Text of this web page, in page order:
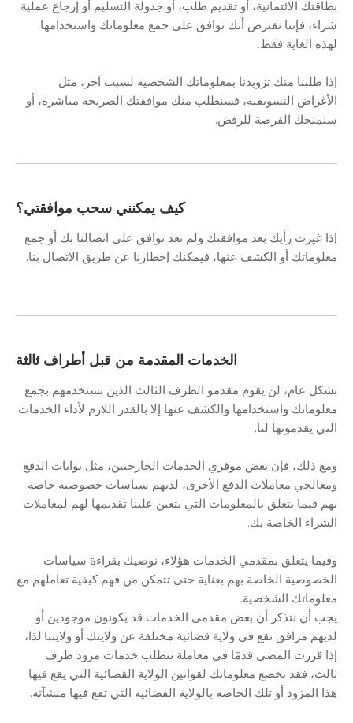
بطاقتك الائتمانية، أو تقديم طلب، أو جدولة التسليم أو إرجاع عملية
شراء، فإننا نفترض أنك توافق على جمع معلوماتك واستخدامها
لهذه الغاية فقط.
إذا طلبنا منك تزويدنا بمعلوماتك الشخصية لسبب آخر، مثل
الأغراض التسويقية، فسنطلب منك موافقتك الصريحة مباشرة، أو
سنمنحك الفرصة للرفض.
كيف يمكنني سحب موافقتي؟
إذا غيرت رأيك بعد موافقتك ولم تعد توافق على اتصالنا بك أو جمع
معلوماتك أو الكشف عنها، فيمكنك إخطارنا عن طريق الاتصال بنا.
الخدمات المقدمة من قبل أطراف ثالثة
بشكل عام، لن يقوم مقدمو الطرف الثالث الذين نستخدمهم بجمع
معلوماتك واستخدامها والكشف عنها إلا بالقدر اللازم لأداء الخدمات
التي يقدمونها لنا.
ومع ذلك، فإن بعض موفري الخدمات الخارجيين، مثل بوابات الدفع
ومعالجي معاملات الدفع الأخرى، لديهم سياسات خصوصية خاصة
بهم فيما يتعلق بالمعلومات التي يتعين علينا تقديمها لهم لمعاملات
الشراء الخاصة بك.
وفيما يتعلق بمقدمي الخدمات هؤلاء، نوصيك بقراءة سياسات
الخصوصية الخاصة بهم بعناية حتى تتمكن من فهم كيفية تعاملهم مع
معلوماتك الشخصية.
يجب أن نتذكر أن بعض مقدمي الخدمات قد يكونون موجودين أو
لديهم مرافق تقع في ولاية قضائية مختلفة عن ولايتك أو ولايتنا.لذا،
إذا قررت المضي قدمًا في معاملة تتطلب خدمات مزود طرف
ثالث، فقد تخضع معلوماتك لقوانين الولاية القضائية التي يقع فيها
هذا المزود أو تلك الخاصة بالولاية القضائية التي تقع فيها منشآته.